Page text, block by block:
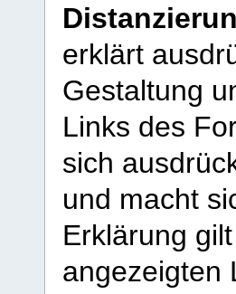
erklärt
Gestaltung
Links des
sich
und macht
Erklärung
angezeigten